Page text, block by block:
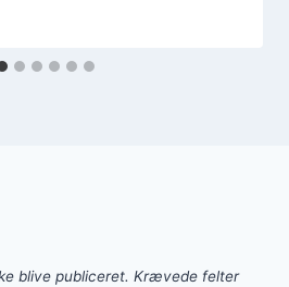
blive publiceret. Krævede felter